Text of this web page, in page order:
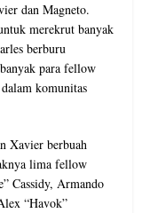
dan Magneto.
merekrut banyak
berburu
para fellow
komunitas
Xavier berbuah
lima fellow
Cassidy, Armando
“Havok”